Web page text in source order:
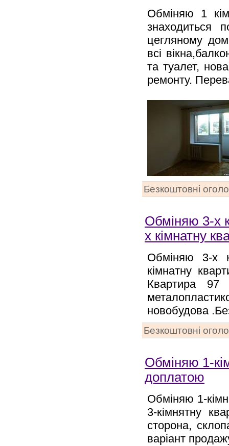
Обміняю 1
цегляному
всі
та туалет,
ремонту.
Безкоштовні
Обміняю 3-х
х кімнатну
Обміняю 3-х
кімнатну
Квартира 97
новобудова
Безкоштовні
Обміняю 1-
доплатою
Обміняю 1-
3-кімнятну
сторона,
варіант